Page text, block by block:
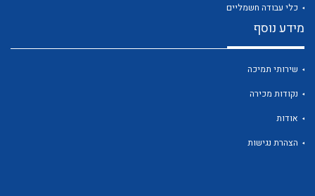
כלי עבודה חשמליים
מידע נוסף
שירותי תמיכה
נקודות מכירה
אודות
הצהרת נגישות